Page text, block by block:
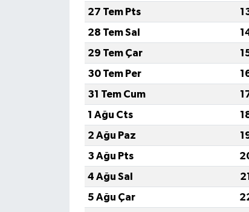
27 Tem Pts
28 Tem Sal
29 Tem Çar
30 Tem Per
31 Tem Cum
1 Ağu Cts
2 Ağu Paz
3 Ağu Pts
4 Ağu Sal
5 Ağu Çar